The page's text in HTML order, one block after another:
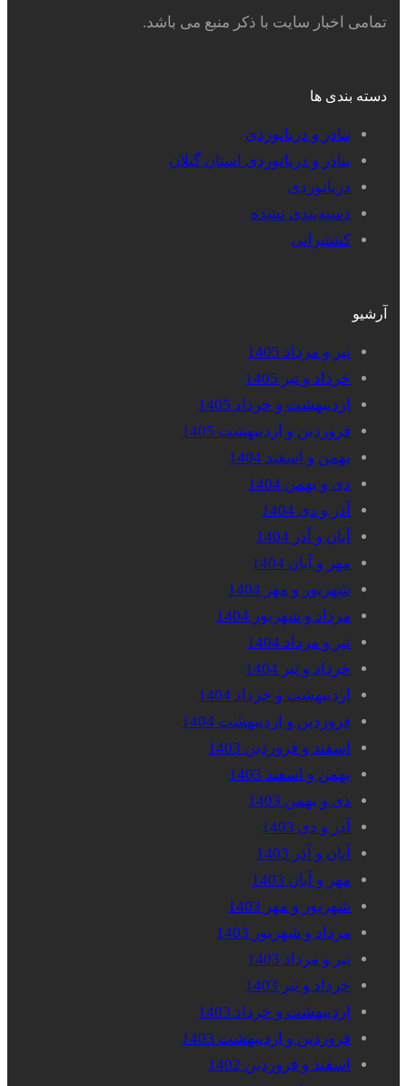
تمامی اخبار سایت با ذکر منبع می باشد.
دسته بندی ها
بنادر و دریانوردی
بنادر و دریانوردی استان گیلان
دریانوردی
دسته‌بندی نشده
کشتیرانی
آرشیو
تیر و مرداد 1405
خرداد و تیر 1405
اردیبهشت و خرداد 1405
فروردین و اردیبهشت 1405
بهمن و اسفند 1404
دی و بهمن 1404
آذر و دی 1404
آبان و آذر 1404
مهر و آبان 1404
شهریور و مهر 1404
مرداد و شهریور 1404
تیر و مرداد 1404
خرداد و تیر 1404
اردیبهشت و خرداد 1404
فروردین و اردیبهشت 1404
اسفند و فروردین 1403
بهمن و اسفند 1403
دی و بهمن 1403
آذر و دی 1403
آبان و آذر 1403
مهر و آبان 1403
شهریور و مهر 1403
مرداد و شهریور 1403
تیر و مرداد 1403
خرداد و تیر 1403
اردیبهشت و خرداد 1403
فروردین و اردیبهشت 1403
اسفند و فروردین 1402